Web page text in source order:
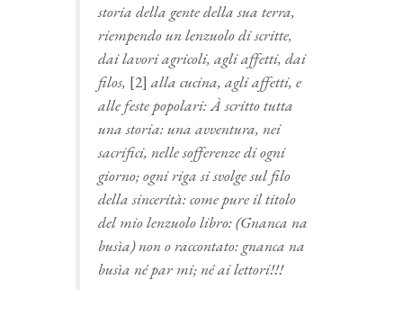
storia della gente della sua terra,
riempendo un lenzuolo di scritte,
dai lavori agricoli, agli affetti, dai
filos, [2] alla cucina, agli affetti, e
alle feste popolari: À scritto tutta
una storia: una avventura, nei
sacrifici, nelle sofferenze di ogni
giorno; ogni riga si svolge sul filo
della sincerità: come pure il titolo
del mio lenzuolo libro: (Gnanca na
busìa) non o raccontato: gnanca na
busìa né par mi; né ai lettori!!!